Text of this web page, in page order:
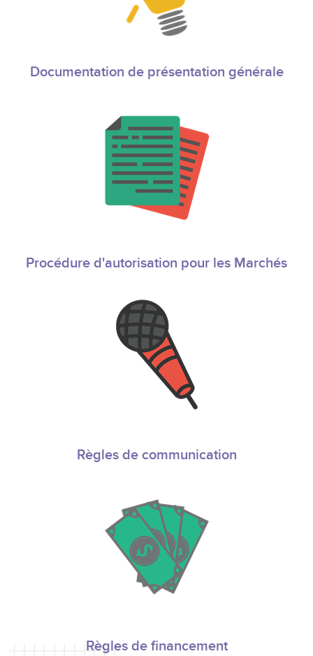
Documentation de présentation générale
Procédure d'autorisation pour les Marchés
Règles de communication
Règles de financement